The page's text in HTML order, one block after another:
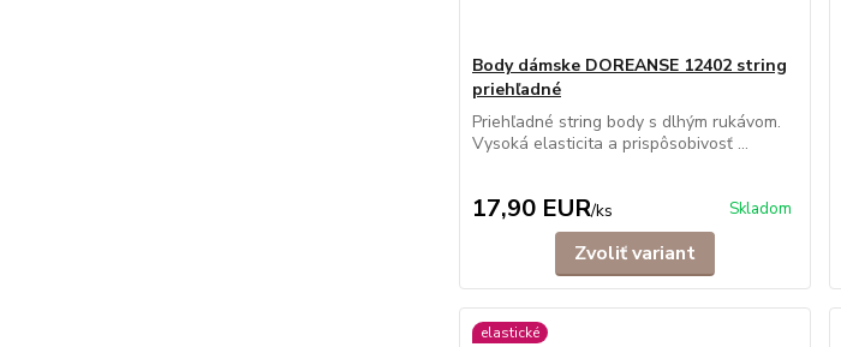
Body dámske DOREANSE 12402 string
priehľadné
Priehľadné string body s dlhým rukávom.
Vysoká elasticita a prispôsobivosť ...
17,90 EUR/ks Skladom
Zvoliť variant
elastické